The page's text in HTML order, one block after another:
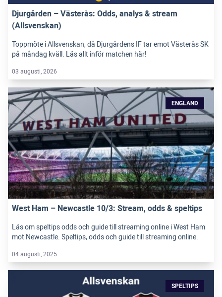
Djurgården – Västerås: Odds, analys & stream
(Allsvenskan)
Toppmöte i Allsvenskan, då Djurgårdens IF tar emot Västerås SK
på måndag kväll. Läs allt inför matchen här!
03 augusti, 2026
ENGLAND
West Ham – Newcastle 10/3: Stream, odds & speltips
Läs om speltips odds och guide till streaming online i West Ham
mot Newcastle. Speltips, odds och guide till streaming online.
04 augusti, 2025
SPELTIPS